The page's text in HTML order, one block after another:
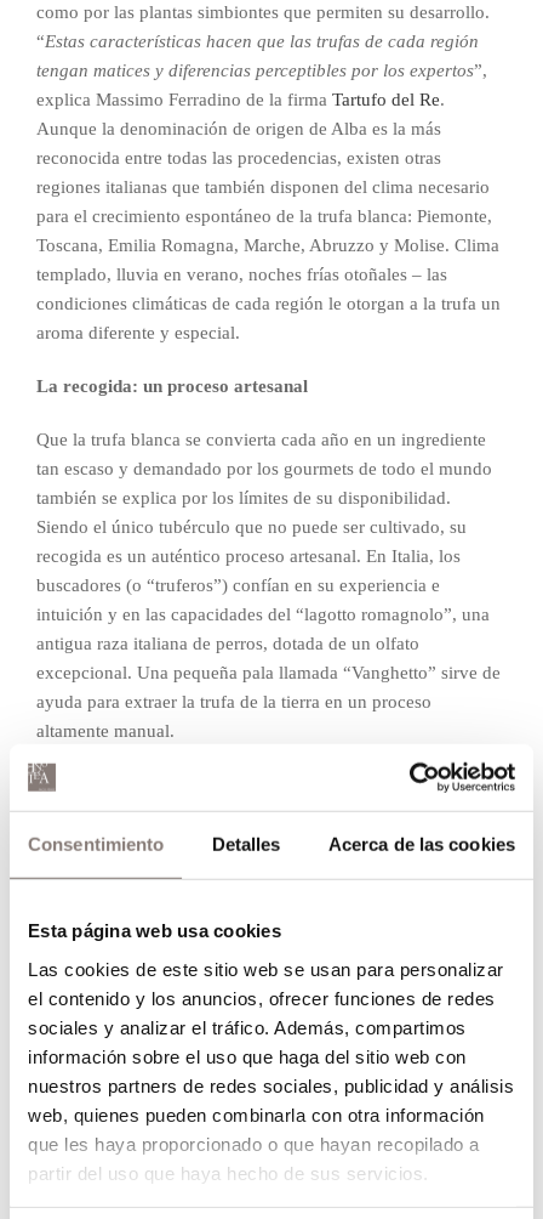
Consentimiento Detalles Acerca de las cookies
Esta página web usa cookies
Las cookies de este sitio web se usan para personalizar
el contenido y los anuncios, ofrecer funciones de redes
sociales y analizar el tráfico. Además, compartimos
información sobre el uso que haga del sitio web con
nuestros partners de redes sociales, publicidad y análisis
web, quienes pueden combinarla con otra información
que les haya proporcionado o que hayan recopilado a
partir del uso que haya hecho de sus servicios.
como por las plantas simbiontes que permiten su desarrollo.
“Estas características hacen que las trufas de cada región
tengan matices y diferencias perceptibles por los expertos”,
explica Massimo Ferradino de la firma Tartufo del Re.
Aunque la denominación de origen de Alba es la más
reconocida entre todas las procedencias, existen otras
regiones italianas que también disponen del clima necesario
para el crecimiento espontáneo de la trufa blanca: Piemonte,
Toscana, Emilia Romagna, Marche, Abruzzo y Molise. Clima
templado, lluvia en verano, noches frías otoñales – las
condiciones climáticas de cada región le otorgan a la trufa un
aroma diferente y especial.
La recogida: un proceso artesanal
Que la trufa blanca se convierta cada año en un ingrediente
tan escaso y demandado por los gourmets de todo el mundo
también se explica por los límites de su disponibilidad.
Siendo el único tubérculo que no puede ser cultivado, su
recogida es un auténtico proceso artesanal. En Italia, los
buscadores (o “truferos”) confían en su experiencia e
intuición y en las capacidades del “lagotto romagnolo”, una
antigua raza italiana de perros, dotada de un olfato
excepcional. Una pequeña pala llamada “Vanghetto” sirve de
ayuda para extraer la trufa de la tierra en un proceso
altamente manual.
Menú “Tartufo Bianco” en Enoteca Paco Pérez
Para elaborar su menú degustación especial “Tartufo Bianco”,
expertos. Una fragancia agradable y una consistencia dura,
La experiencia del chef multiestrellado y la excelente calidad
de los ingredientes son las claves para hacer de este menú
degustación una delicada experiencia sensorial.
Comparte nuestra entrada